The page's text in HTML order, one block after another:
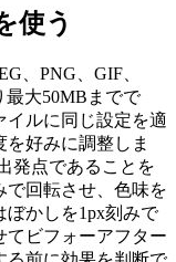
使う
、PNG、GIF、
最大50MBまでで
イルに同じ設定を適
好みに調整しま
発点であることを
で回転させ、色味を
かしを1px刻みで
てビフォーアフター